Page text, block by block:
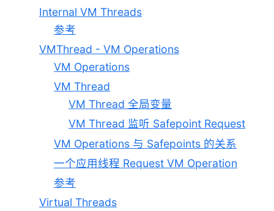
Internal VM Threads
参考
VMThread - VM Operations
VM Operations
VM Thread
VM Thread 全局变量
VM Thread 监听 Safepoint Request
VM Operations 与 Safepoints 的关系
一个应用线程 Request VM Operation
参考
Virtual Threads